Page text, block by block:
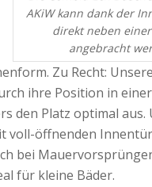
AKiW kann dank der
direkt neben
angebracht
Zu Recht:
ihre Position in einer
den Platz optimal aus.
voll-öffnenden
bei
für kleine Bäder.